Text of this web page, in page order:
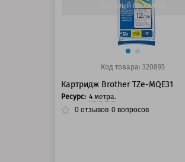
Быстрый просмотр
Код товара: 320895
Картридж Brother TZe-MQE31
Ресурс: 4 метра.
0 отзывов 0 вопросов